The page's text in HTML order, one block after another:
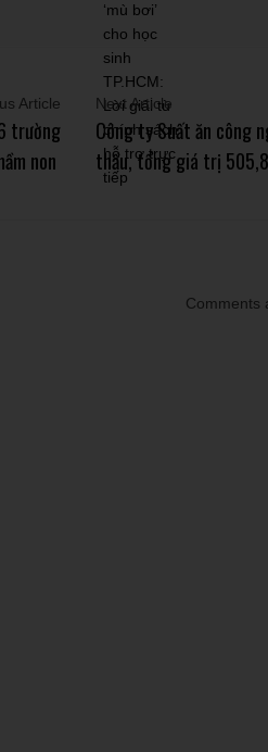
Article
trường
non
Next Article
Công ty Suất ăn công
thầu, tổng giá trị
Comments